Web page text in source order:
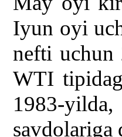
Iyun oyi
nefti uchun
WTI
1983-
savdolariga